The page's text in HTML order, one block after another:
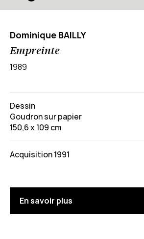
Dominique BAILLY
Empreinte
1989
Dessin
Goudron sur papier
150,6 x 109 cm
Acquisition 1991
En savoir plus